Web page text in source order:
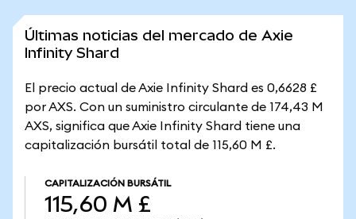
Últimas noticias del mercado de Axie
Infinity Shard
El precio actual de Axie Infinity Shard es 0,6628 £
por AXS. Con un suministro circulante de 174,43 M
AXS, significa que Axie Infinity Shard tiene una
capitalización bursátil total de 115,60 M £.
CAPITALIZACIÓN BURSÁTIL
115,60 M £